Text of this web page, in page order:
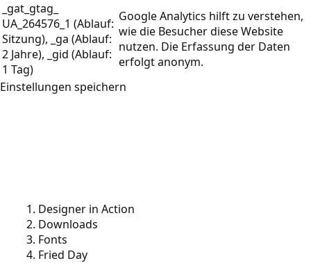
_gat_gtag_
UA_264576_1 (Ablauf:
Sitzung), _ga (Ablauf:
2 Jahre), _gid (Ablauf:
1 Tag)
Google Analytics hilft zu verstehen,
wie die Besucher diese Website
nutzen. Die Erfassung der Daten
erfolgt anonym.
Einstellungen speichern
Designer in Action
Downloads
Fonts
Fried Day